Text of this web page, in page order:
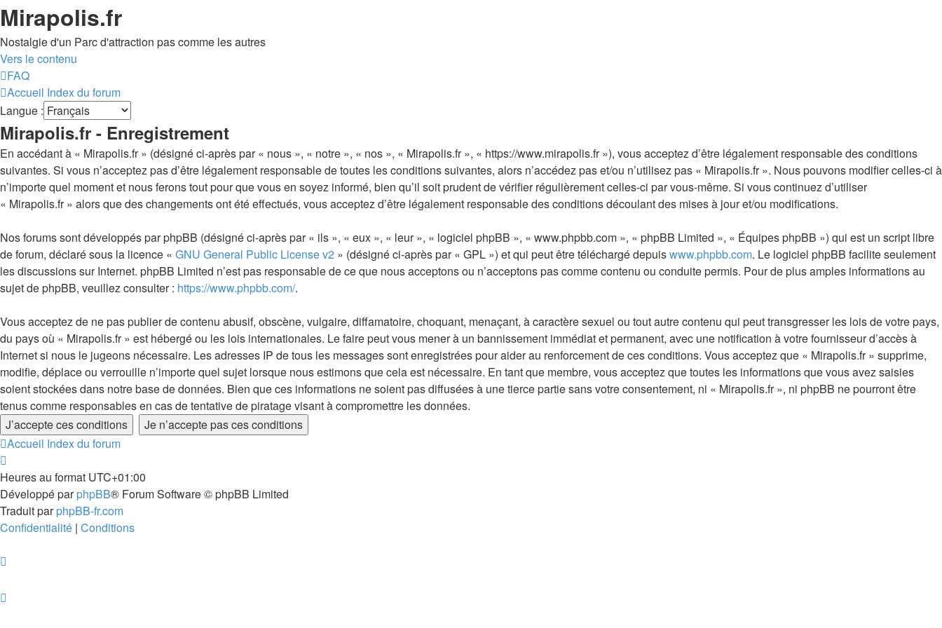
Mirapolis.fr
Nostalgie d'un Parc d'attraction pas comme les autres
Vers le contenu
FAQ
Accueil Index du forum
Langue :
Mirapolis.fr - Enregistrement
En accédant à « Mirapolis.fr » (désigné ci-après par « nous », « notre », « nos », « Mirapolis.fr », « https://www.mirapolis.fr »), vous acceptez d’être légalement responsable des conditions
suivantes. Si vous n’acceptez pas d’être légalement responsable de toutes les conditions suivantes, alors n’accédez pas et/ou n’utilisez pas « Mirapolis.fr ». Nous pouvons modifier celles-ci à
n’importe quel moment et nous ferons tout pour que vous en soyez informé, bien qu’il soit prudent de vérifier régulièrement celles-ci par vous-même. Si vous continuez d’utiliser
« Mirapolis.fr » alors que des changements ont été effectués, vous acceptez d’être légalement responsable des conditions découlant des mises à jour et/ou modifications.
Nos forums sont développés par phpBB (désigné ci-après par « ils », « eux », « leur », « logiciel phpBB », « www.phpbb.com », « phpBB Limited », « Équipes phpBB ») qui est un script libre
de forum, déclaré sous la licence « GNU General Public License v2 » (désigné ci-après par « GPL ») et qui peut être téléchargé depuiswww.phpbb.com. Le logiciel phpBB facilite seulement
les discussions sur Internet. phpBB Limited n’est pas responsable de ce que nous acceptons ou n’acceptons pas comme contenu ou conduite permis. Pour de plus amples informations au
sujet de phpBB, veuillez consulter : https://www.phpbb.com/.
Vous acceptez de ne pas publier de contenu abusif, obscène, vulgaire, diffamatoire, choquant, menaçant, à caractère sexuel ou tout autre contenu qui peut transgresser les lois de votre pays,
du pays où « Mirapolis.fr » est hébergé ou les lois internationales. Le faire peut vous mener à un bannissement immédiat et permanent, avec une notification à votre fournisseur d’accès à
Internet si nous le jugeons nécessaire. Les adresses IP de tous les messages sont enregistrées pour aider au renforcement de ces conditions. Vous acceptez que « Mirapolis.fr » supprime,
modifie, déplace ou verrouille n’importe quel sujet lorsque nous estimons que cela est nécessaire. En tant que membre, vous acceptez que toutes les informations que vous avez saisies
soient stockées dans notre base de données. Bien que ces informations ne soient pas diffusées à une tierce partie sans votre consentement, ni « Mirapolis.fr », ni phpBB ne pourront être
tenus comme responsables en cas de tentative de piratage visant à compromettre les données.
Accueil Index du forum
Heures au format UTC+01:00
Développé parphpBB® Forum Software © phpBB Limited
Traduit parphpBB-fr.com
Confidentialité | Conditions